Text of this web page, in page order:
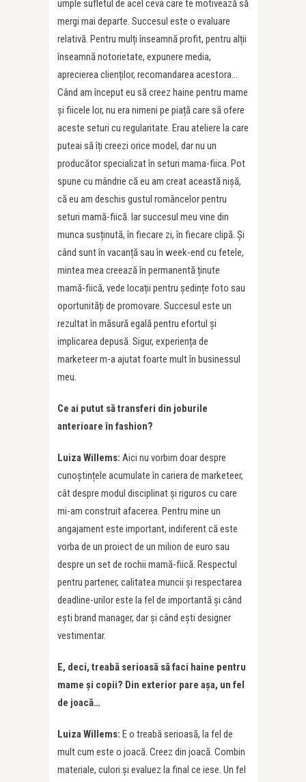
umple sufletul de acel ceva care te motivează să
mergi mai departe. Succesul este o evaluare
relativă. Pentru mulți înseamnă profit, pentru alții
înseamnă notorietate, expunere media,
aprecierea clienților, recomandarea acestora…
Când am început eu să creez haine pentru mame
și fiicele lor, nu era nimeni pe piață care să ofere
aceste seturi cu regularitate. Erau ateliere la care
puteai să îți creezi orice model, dar nu un
producător specializat în seturi mama-fiica. Pot
spune cu mândrie că eu am creat această nișă,
că eu am deschis gustul româncelor pentru
seturi mamă-fiică. Iar succesul meu vine din
munca susținută, în fiecare zi, în fiecare clipă. Și
când sunt în vacanță sau în week-end cu fetele,
mintea mea creează în permanentă ținute
mamă-fiică, vede locații pentru ședințe foto sau
oportunități de promovare. Succesul este un
rezultat în măsură egală pentru efortul și
implicarea depusă. Sigur, experiența de
marketeer m-a ajutat foarte mult în businessul
meu.
Ce ai putut să transferi din joburile
anterioare în fashion?
Luiza Willems: Aici nu vorbim doar despre
cunoștințele acumulate în cariera de marketeer,
cât despre modul disciplinat și riguros cu care
mi-am construit afacerea. Pentru mine un
angajament este important, indiferent că este
vorba de un proiect de un milion de euro sau
despre un set de rochii mamă-fiică. Respectul
pentru partener, calitatea muncii și respectarea
deadline-urilor este la fel de importantă și când
ești brand manager, dar și când ești designer
vestimentar.
E, deci, treabă serioasă să faci haine pentru
mame și copii? Din exterior pare așa, un fel
de joacă…
Luiza Willems: E o treabă serioasă, la fel de
mult cum este o joacă. Creez din joacă. Combin
materiale, culori și evaluez la final ce iese. Un fel